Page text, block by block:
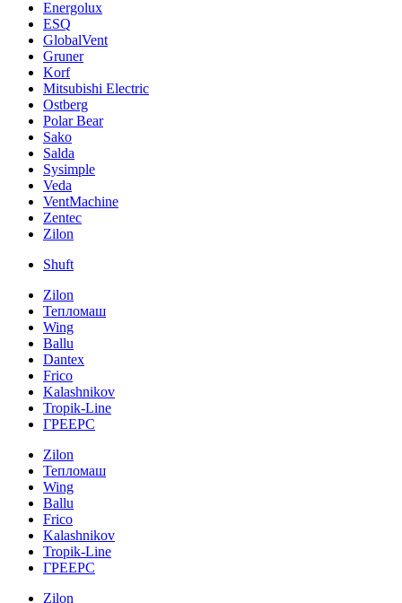
Energolux
ESQ
GlobalVent
Gruner
Korf
Mitsubishi Electric
Ostberg
Polar Bear
Sako
Salda
Sysimple
Veda
VentMachine
Zentec
Zilon
Shuft
Zilon
Тепломаш
Wing
Ballu
Dantex
Frico
Kalashnikov
Tropik-Line
ГРЕЕРС
Zilon
Тепломаш
Wing
Ballu
Frico
Kalashnikov
Tropik-Line
ГРЕЕРС
Zilon